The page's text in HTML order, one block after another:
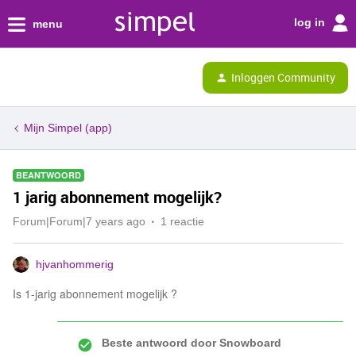
menu log in
Inloggen Community
Mijn Simpel (app)
BEANTWOORD
1 jarig abonnement mogelijk?
Forum|Forum|7 years ago 1 reactie
hjvanhommerig
Is 1-jarig abonnement mogelijk ?
Beste antwoord doorSnowboard